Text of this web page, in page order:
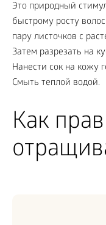
Это природный
быстрому росту
пару листочков с
Затем разрезать на
Нанести сок на кожу
Смыть теплой водой.
Как